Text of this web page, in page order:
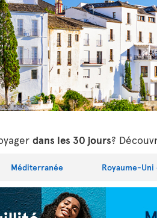
dans les 30 jours?
Méditerranée Royaume-